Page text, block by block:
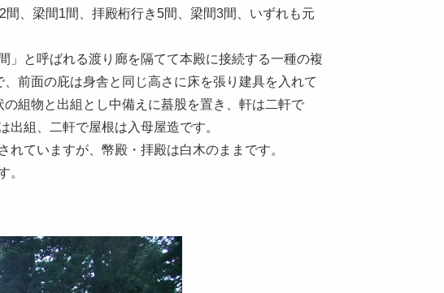
、梁間1間、拝殿桁行き5間、梁間3間、いずれも元
」と呼ばれる渡り廊を隔てて本殿に接続する一種の複
前面の庇は身舎と同じ高さに床を張り建具を入れて
組物と出組とし中備えに蟇股を置き、軒は二軒で
組、二軒で屋根は入母屋造です。
ていますが、幣殿・拝殿は白木のままです。
。